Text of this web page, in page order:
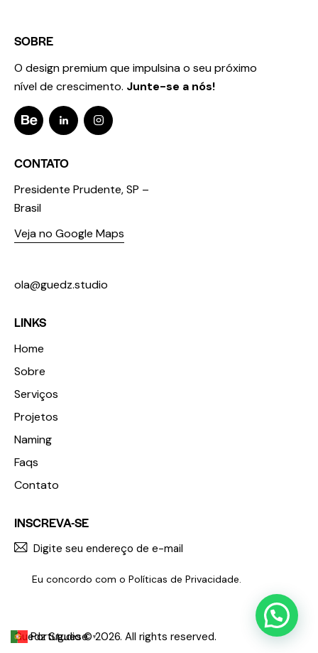
SOBRE
O design premium que impulsina o seu próximo
nível de crescimento. Junte-se a nós!
CONTATO
Presidente Prudente, SP –
Brasil
Veja no Google Maps
ola@guedz.studio
LINKS
Home
Sobre
Serviços
Projetos
Naming
Faqs
Contato
INSCREVA-SE
Eu concordo com o Políticas de Privacidade.
Guedz Studio © 2026. All rights reserved.
Portuguese ▼